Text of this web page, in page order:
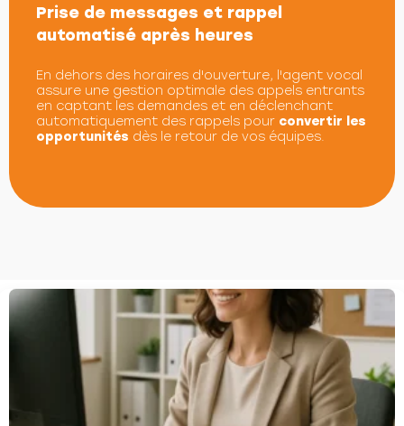
Prise de messages et rappel
automatisé après heures
En dehors des horaires d'ouverture, l'agent vocal
assure une gestion optimale des appels entrants
en captant les demandes et en déclenchant
automatiquement des rappels pour convertir les
opportunités dès le retour de vos équipes.